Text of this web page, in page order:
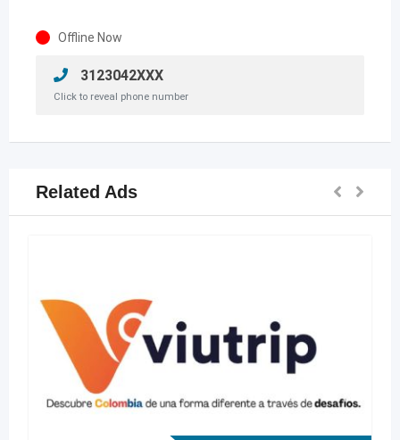
Offline Now
3123042XXX
Click to reveal phone number
Related Ads